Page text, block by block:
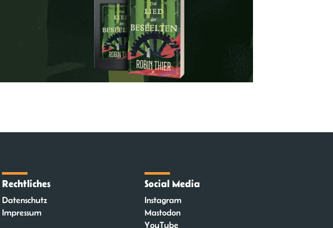
Rechtliches
Datenschutz
Impressum
Social Media
Instagram
Mastodon
YouTube